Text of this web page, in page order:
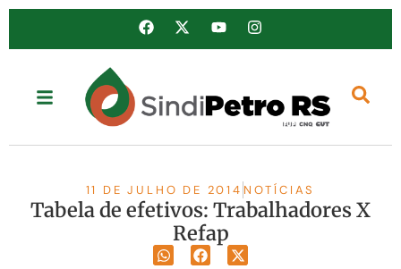
11 DE JULHO DE 2014 NOTÍCIAS
Tabela de efetivos: Trabalhadores X
Refap